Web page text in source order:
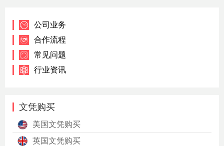
公司业务
合作流程
常见问题
行业资讯
文凭购买
美国文凭购买
英国文凭购买